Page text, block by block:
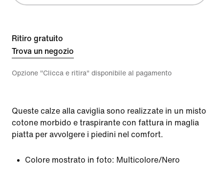
Ritiro gratuito
Trova un negozio
Opzione "Clicca e ritira" disponibile al pagamento
Queste calze alla caviglia sono realizzate in un misto
cotone morbido e traspirante con fattura in maglia
piatta per avvolgere i piedini nel comfort.
Colore mostrato in foto: Multicolore/Nero